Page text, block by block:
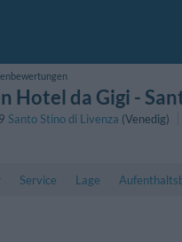
Hotel da Gigi -
Santo Stino di Livenza (Venedig)
Service Lage